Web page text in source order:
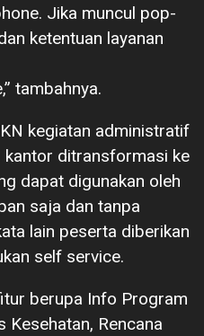
Jika muncul pop-
ketentuan layanan
tambahnya.
kegiatan administratif
kantor ditransformasi ke
dapat digunakan oleh
saja dan tanpa
lain peserta diberikan
self service.
berupa Info Program
Rencana